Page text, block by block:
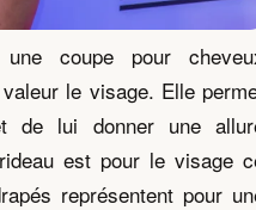
coupe pour
le visage. Elle
de lui donner une
est pour le visage
représentent pour